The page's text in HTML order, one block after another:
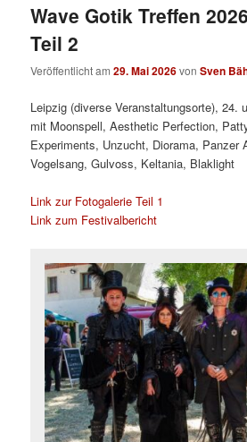
Wave Gotik Treffen
Teil 2
Veröffentlicht am29. Mai 2026vonSven
Leipzig (diverse Veranstaltungsorte), 24.
mit Moonspell, Aesthetic Perfection,
Experiments, Unzucht, Diorama, Panzer
Vogelsang, Gulvoss, Keltania, Blaklight
Link zur Fotogalerie Teil 1
Link zum Festivalbericht